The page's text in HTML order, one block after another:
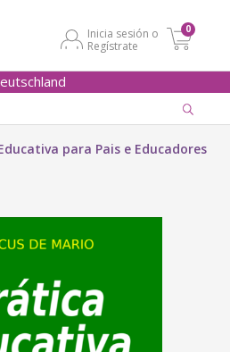
Inicia sesión o
Regístrate
0
para Pais e Educadores